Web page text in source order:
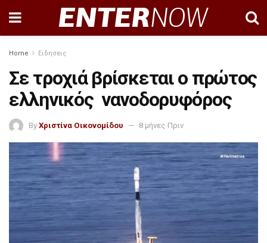
Home Ειδησεις
Σε τροχιά βρίσκεται ο πρώτος
ελληνικός νανοδορυφόρος
By Χριστίνα Οικονομίδου 8 μήνες Πριν